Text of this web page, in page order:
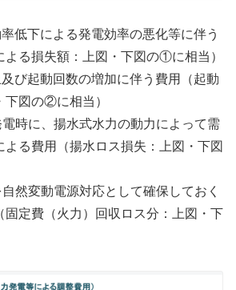
低下による発電効率の悪化等に伴う
よる損失額：上図・下図の①に相当）
び起動回数の増加に伴う費用（起動
下図の②に相当）
時に、揚水式水力の動力によって需
る費用（揚水ロス損失：上図・下図
然変動電源対応として確保しておく
固定費（火力）回収ロス分：上図・下